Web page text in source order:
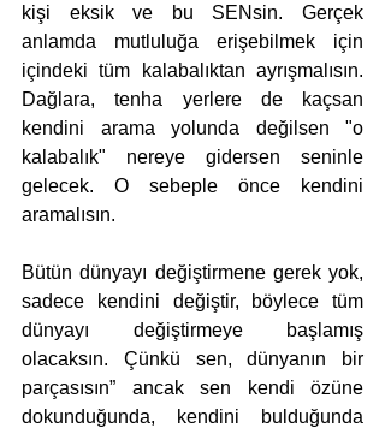
kişi eksik ve bu SENsin. Gerçek
anlamda mutluluğa erişebilmek için
içindeki tüm kalabalıktan ayrışmalısın.
Dağlara, tenha yerlere de kaçsan
kendini arama yolunda değilsen "o
kalabalık" nereye gidersen seninle
gelecek. O sebeple önce kendini
aramalısın.
Bütün dünyayı değiştirmene gerek yok,
sadece kendini değiştir, böylece tüm
dünyayı değiştirmeye başlamış
olacaksın. Çünkü sen, dünyanın bir
parçasısın” ancak sen kendi özüne
dokunduğunda, kendini bulduğunda